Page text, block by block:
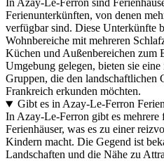
In Azay-Le-Ferron sind
Ferienunterkünften, von denen
verfügbar sind. Diese Unterkünfte
Wohnbereiche mit mehreren
Küchen und Außenbereichen zum
Umgebung gelegen, bieten sie
Gruppen, die den landschaftlichen
Frankreich erkunden möchten.
Gibt es in Azay-Le-Ferron
In Azay-Le-Ferron gibt es
Ferienhäuser, was es zu einer
Kindern macht. Die Gegend ist
Landschaften und die Nähe zu